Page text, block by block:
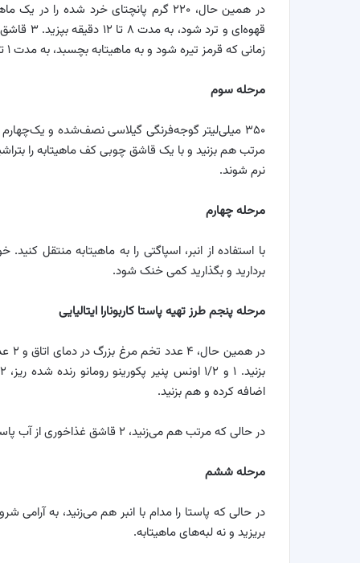
در همین حال، ۲۲۰ گرم پانچتای خرد
قهوه‌ای
زمانی که قرمز تیره شود و به ماهیتابه بچسبد، به مدت ۱ تا ۲ دقیقه بپزید.
مرحله سوم
مرتب هم بزنید و با یک قاشق چوبی کف ماهیتابه را
نرم شوند.
مرحله چهارم
با استفاده از انبر، اسپاگتی را به ماهیتابه منتقل
بردارید و بگذارید کمی خنک شود.
مرحله پنجم طرز تهیه پاستا کاربونارا ایتالیایی
اضافه کرده و هم بزنید.
در حالی که مرتب هم می‌زنید، ۲ قاشق غذاخوری از آب پاستا را به آرامی اضافه کنید تا خوب مخلوط شوند.
مرحله ششم
در حالی که پاستا را مدام با انبر هم می‌زنید، به
بریزید و نه لبه‌های ماهیتابه.